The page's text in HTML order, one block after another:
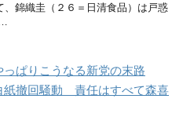
、錦織圭（２６＝日清食品）は戸惑
ぱりこうなる新党の末路
紙撤回騒動 責任はすべて森喜